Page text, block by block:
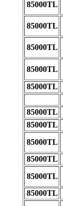
85000TL
85000TL
85000TL
85000TL
85000TL
85000TL
85000TL
85000TL
85000TL
85000TL
85000TL